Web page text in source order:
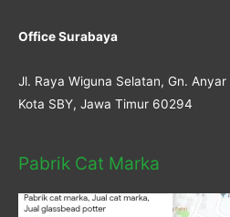
Office Surabaya
Jl. Raya Wiguna Selatan, Gn.
Kota SBY, Jawa Timur 60294
Pabrik Cat Marka